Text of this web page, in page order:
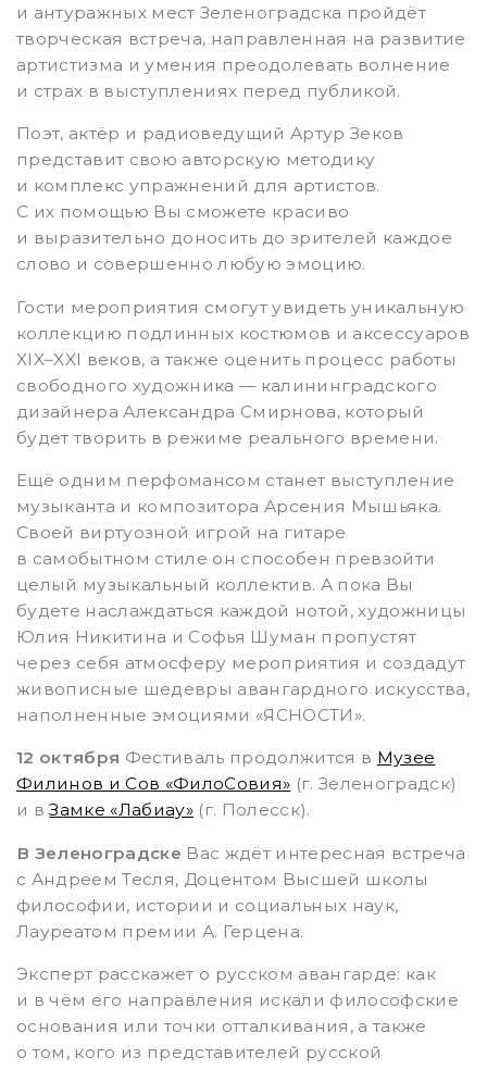
и антуражных мест Зеленоградска пройдёт
творческая встреча, направленная на развитие
артистизма и умения преодолевать волнение
и страх в выступлениях перед публикой.
Поэт, актёр и радиоведущий Артур Зеков
представит свою авторскую методику
и комплекс упражнений для артистов.
С их помощью Вы сможете красиво
и выразительно доносить до зрителей каждое
слово и совершенно любую эмоцию.
Гости мероприятия смогут увидеть уникальную
коллекцию подлинных костюмов и аксессуаров
XIX–XXI веков, а также оценить процесс работы
свободного художника — калининградского
дизайнера Александра Смирнова, который
будет творить в режиме реального времени.
Ещё одним перфомансом станет выступление
музыканта и композитора Арсения Мышьяка.
Своей виртуозной игрой на гитаре
в самобытном стиле он способен превзойти
целый музыкальный коллектив. А пока Вы
будете наслаждаться каждой нотой, художницы
Юлия Никитина и Софья Шуман пропустят
через себя атмосферу мероприятия и создадут
живописные шедевры авангардного искусства,
наполненные эмоциями «ЯСНОСТИ».
12 октября Фестиваль продолжится в Музее
Филинов и Сов «ФилоСовия» (г. Зеленоградск)
и вЗамке «Лабиау» (г. Полесск).
В Зеленоградске Вас ждёт интересная встреча
с Андреем Тесля, Доцентом Высшей школы
философии, истории и социальных наук,
Лауреатом премии А. Герцена.
Эксперт расскажет о русском авангарде: как
и в чём его направления искали философские
основания или точки отталкивания, а также
о том, кого из представителей русской